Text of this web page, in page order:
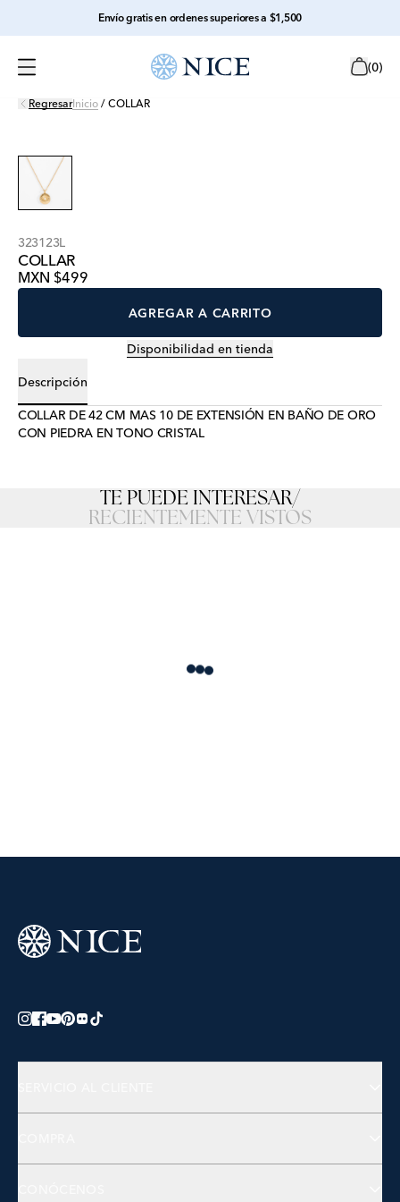
Envío gratis en ordenes superiores a $1,500
(0)
RegresarInicio / COLLAR
323123L
COLLAR
MXN $499
AGREGAR A CARRITO
Disponibilidad en tienda
Descripción
COLLAR DE 42 CM MAS 10 DE EXTENSIÓN EN BAÑO DE ORO
CON PIEDRA EN TONO CRISTAL
TE PUEDE INTERESAR/
RECIENTEMENTE VISTOS
Loading